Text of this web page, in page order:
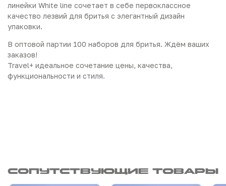
линейки White line сочетает в себе первоклассное
качество лезвий для бритья с элегантный дизайн
упаковки.
В оптовой партии 100 наборов для бритья. Ждём ваших
заказов!
Travel+ идеальное сочетание цены, качества,
функциональности и стиля.
Сопутствующие товары